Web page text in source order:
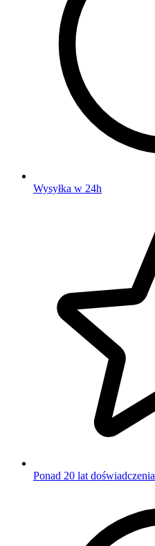
Wysyłka w 24h
Ponad 20 lat doświadczenia